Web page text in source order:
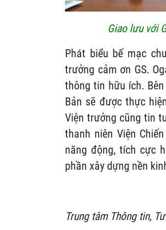
Giao lưu với
Phát biểu bế mạc
trưởng cảm ơn GS.
thông tin hữu ích.
Bản sẽ được thực
Viện trưởng cũng tin
thanh niên Viện
năng động, tích cực
phần xây dựng nền
Trung tâm Thông tin,